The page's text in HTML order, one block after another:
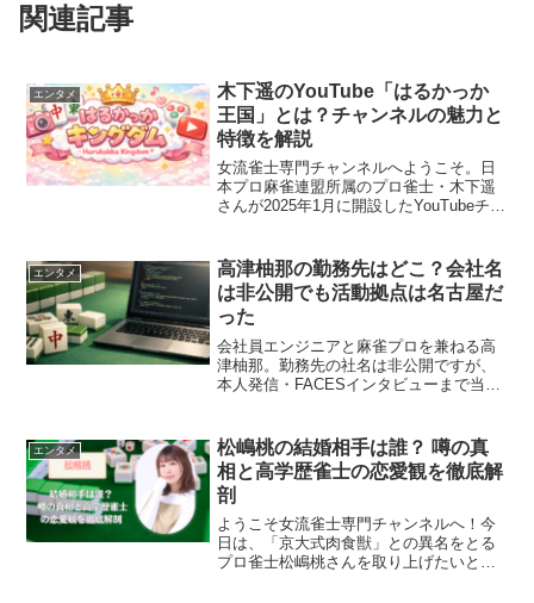
関連記事
エンタメ
木下遥のYouTube「はるかっか
王国」とは？チャンネルの魅力と
特徴を解説
女流雀士専門チャンネルへようこそ。日
本プロ麻雀連盟所属のプロ雀士・木下遥
さんが2025年1月に開設したYouTubeチャ
流で注目を集める彼女が、ついに自分の
城を築き始め...
エンタメ
高津柚那の勤務先はどこ？会社名
は非公開でも活動拠点は名古屋だ
った
会社員エンジニアと麻雀プロを兼ねる高
津柚那。勤務先の社名は非公開ですが、
本人発信・FACESインタビューまで当た
す。
エンタメ
松嶋桃の結婚相手は誰？ 噂の真
相と高学歴雀士の恋愛観を徹底解
剖
ようこそ女流雀士専門チャンネルへ！今
日は、「京大式肉食獣」との異名をとる
プロ雀士松嶋桃さんを取り上げたいと思